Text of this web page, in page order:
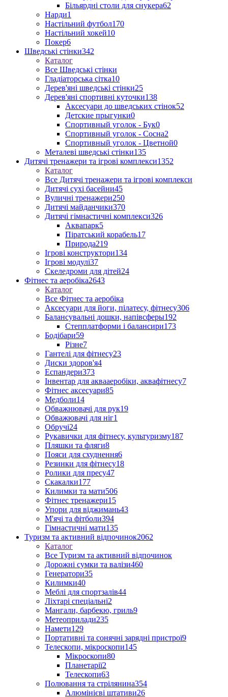
Більярдні столи для снукера62
Нарди1
Настільний футбол170
Настільний хокей10
Покер6
Шведські стінки342
Каталог
Все Шведські стінки
Гладіаторська сітка10
Дерев'яні шведські стінки25
Дерев'яні спортивні куточки138
Аксесуари до шведських стінок52
Детские прыгунки0
Спортивный уголок - Бук0
Спортивный уголок - Сосна2
Спортивный уголок - Цветной0
Металеві шведські стінки135
Дитячі тренажери та ігрові комплекси1352
Каталог
Все Дитячі тренажери та ігрові комплекси
Дитячі сухі басейни45
Вуличні тренажери250
Дитячі майданчики370
Дитячі гімнастичні комплекси326
Аквапарк5
Піратський корабель17
Природа219
Ігрові конструктори134
Ігрові модулі37
Скеледроми для дітей24
Фітнес та аеробіка2643
Каталог
Все Фітнес та аеробіка
Аксесуари для йоги, пілатесу, фітнесу306
Балансувальні дошки, напівсферы192
Степплатформи і балансири173
Бодібари59
Різне7
Гантелі для фітнесу23
Диски здоров'я4
Еспандери373
Інвентар для аквааеробіки, аквафітнесу7
Фітнес аксесуари85
Медболи14
Обважнювачі для рук19
Обважювачі для ніг1
Обручі24
Рукавички для фітнесу, культуризму187
Пляшки та фляги8
Пояси для схуднення6
Резинки для фітнесу18
Ролики для пресу47
Скакалки177
Килимки та мати506
Фітнес тренажери15
Упори для віджимань43
М'ячі та фітболи394
Гімнастичні мати135
Туризм та активний відпочинок2062
Каталог
Все Туризм та активний відпочинок
Дорожні сумки та валізи460
Генератори35
Килимки40
Меблі для спортзалів44
Ліхтарі спеціальні2
Мангали, барбекю, гриль9
Метеоприлади235
Намети129
Портативні та сонячні зарядні пристрої9
Телескопи, мікроскопи145
Мікроскопи80
Планетарії2
Телескопи63
Полювання та стрілянина354
Алюмінієві штативи26